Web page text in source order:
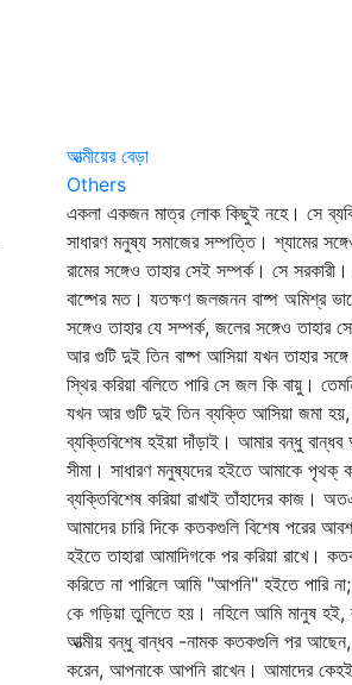
আত্মীয়ের বেড়া
Others
একলা একজন মাত্র লোক কিছুই নহে। সে
সাধারণ মনুষ্য সমাজের সম্পত্তি। শ্যামের
রামের সঙ্গেও তাহার সেই সম্পর্ক। সে
বাষ্পের মত। যতক্ষণ জলজনন বাষ্প অমিশ্র
সঙ্গেও তাহার যে সম্পর্ক, জলের সঙ্গেও তাহার
আর গুটি দুই তিন বাষ্প আসিয়া যখন তাহার
স্থির করিয়া বলিতে পারি সে জল কি বায়ু।
যখন আর গুটি দুই তিন ব্যক্তি আসিয়া জমা
ব্যক্তিবিশেষ হইয়া দাঁড়াই। আমার বন্ধু বান্ধব
সীমা। সাধারণ মনুষ্যদের হইতে আমাকে পৃথক্‌
ব্যক্তিবিশেষ করিয়া রাখাই তাঁহাদের কাজ।
আমাদের চারি দিকে কতকগুলি বিশেষ পরের
হইতে তাহারা আমাদিগকে পর করিয়া রাখে।
করিতে না পারিলে আমি "আপনি" হইতে পারি
কে গড়িয়া তুলিতে হয়। নহিলে আমি মানুষ হই,
আত্মীয় বন্ধু বান্ধব -নামক কতকগুলি পর আছেন,
করেন, আপনাকে আপনি রাখেন। আমাদের কেহই